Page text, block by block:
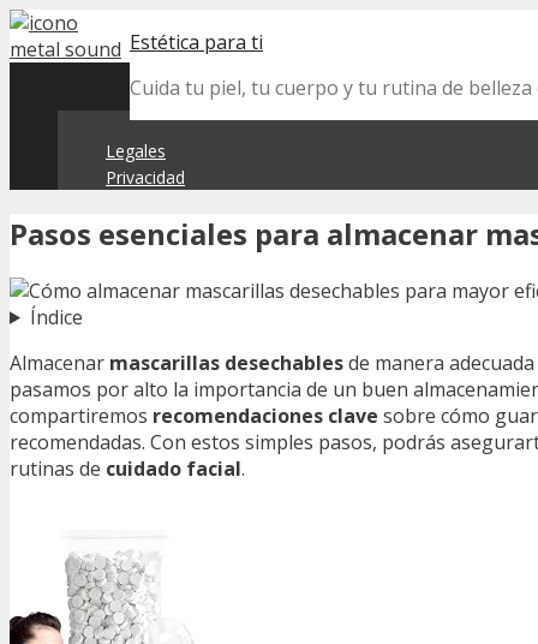
Skip
to
Estética para ti
Cuida tu piel, tu cuerpo y tu rutina de
Legales
Privacidad
Pasos esenciales para almacenar
Índice
Almacenar mascarillas desechablesde manera
pasamos por alto la importancia de un buen
compartiremos recomendaciones clave sobre cómo
recomendadas. Con estos simples pasos, podrás
rutinas de cuidado facial.